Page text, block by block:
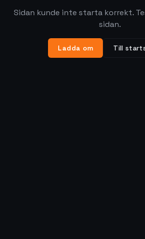
Sidan kunde inte starta korrekt.
sidan.
Ladda om Till